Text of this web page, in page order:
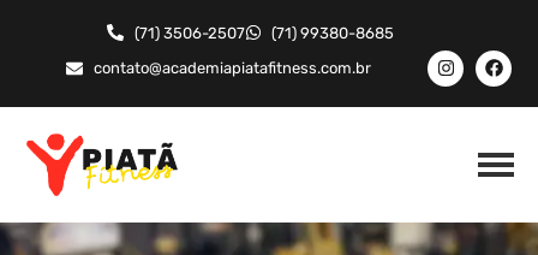
(71) 3506-2507
(71) 99380-8685
contato@academiapiatafitness.com.br